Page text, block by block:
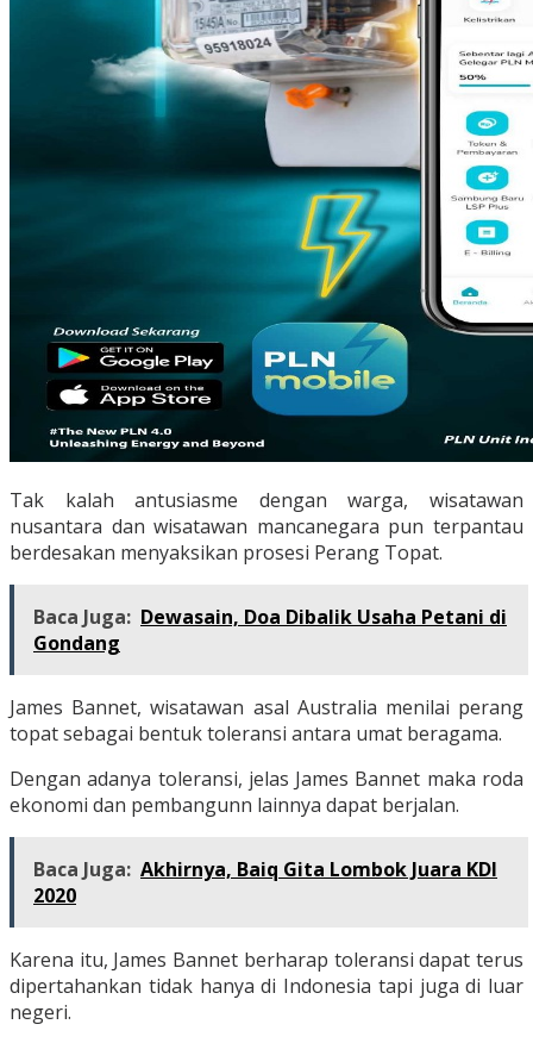
Tak kalah antusiasme dengan warga, wisatawan
nusantara dan wisatawan mancanegara pun terpantau
berdesakan menyaksikan prosesi Perang Topat.
Baca Juga: Dewasain, Doa Dibalik Usaha Petani di
Gondang
James Bannet, wisatawan asal Australia menilai perang
topat sebagai bentuk toleransi antara umat beragama.
Dengan adanya toleransi, jelas James Bannet maka roda
ekonomi dan pembangunn lainnya dapat berjalan.
Baca Juga: Akhirnya, Baiq Gita Lombok Juara KDI
2020
Karena itu, James Bannet berharap toleransi dapat terus
dipertahankan tidak hanya di Indonesia tapi juga di luar
negeri.